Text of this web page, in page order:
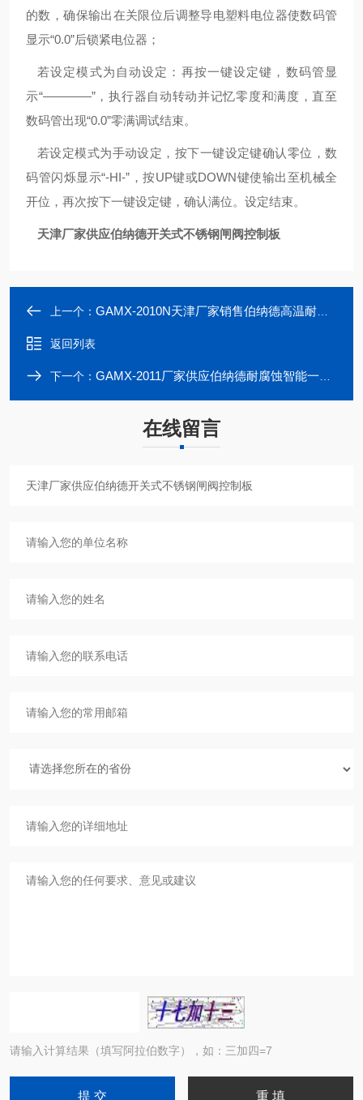
的数，确保输出在关限位后调整导电塑料电位器使数码管
显示“0.0”后锁紧电位器；
若设定模式为自动设定：再按一键设定键，数码管显
示“――――”，执行器自动转动并记忆零度和满度，直至
数码管出现“0.0”零满调试结束。
若设定模式为手动设定，按下一键设定键确认零位，数
码管闪烁显示“-HI-”，按UP键或DOWN键使输出至机械全
开位，再次按下一键设定键，确认满位。设定结束。
天津厂家供应伯纳德开关式不锈钢闸阀控制板
上一个： GAMX-2010N天津厂家销售伯纳德高温耐压多规格控制板
返回列表
下一个： GAMX-2011厂家供应伯纳德耐腐蚀智能一体化控制模块
在线留言
请输入计算结果（填写阿拉伯数字），如：三加四=7